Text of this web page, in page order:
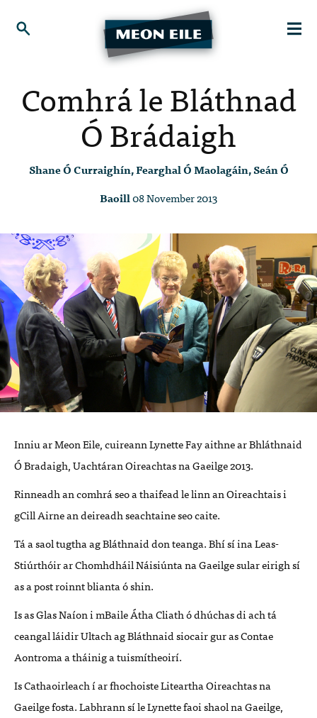
Comhrá le Bláthnad
Ó Brádaigh
Shane Ó Curraighín, Fearghal Ó Maolagáin, Seán Ó
Baoill08 November 2013
Inniu ar Meon Eile, cuireann Lynette Fay aithne ar Bhláthnaid
Ó Bradaigh, Uachtáran Oireachtas na Gaeilge 2013.
Rinneadh an comhrá seo a thaifead le linn an Oireachtais i
gCill Airne an deireadh seachtaine seo caite.
Tá a saol tugtha ag Bláthnaid don teanga. Bhí sí ina Leas-
Stiúrthóir ar Chomhdháil Náisiúnta na Gaeilge sular eirigh sí
as a post roinnt blianta ó shin.
Is as Glas Naíon i mBaile Átha Cliath ó dhúchas di ach tá
ceangal láidir Ultach ag Bláthnaid siocair gur as Contae
Aontroma a tháinig a tuismítheoirí.
Is Cathaoirleach í ar fhochoiste Liteartha Oireachtas na
Gaeilge fosta. Labhrann sí le Lynette faoi shaol na Gaeilge,